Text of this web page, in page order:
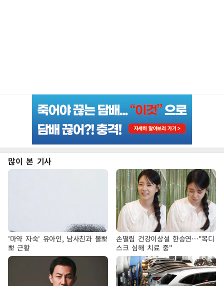
많이 본 기사
'마약 자숙' 유아인, 남사친과 볼뽀
뽀 근황
손떨림 건강이상설 한승연…"목디
스크 심해 치료 중"